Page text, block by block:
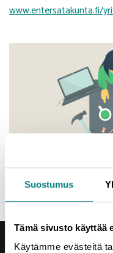
Suostumus
Tämä sivusto käyttää
Käytämme evästeitä
www.entersatakunta.fi/